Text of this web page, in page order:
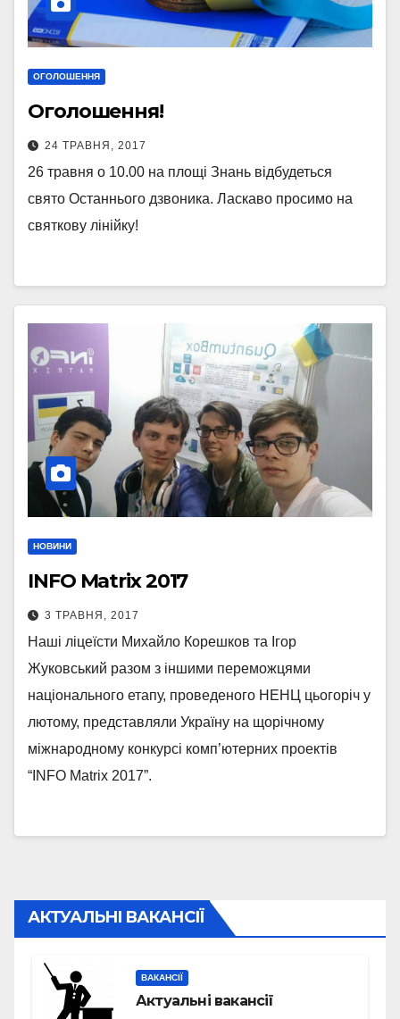
ОГОЛОШЕННЯ
Оголошення!
24 ТРАВНЯ, 2017
26 травня о 10.00 на площі Знань відбудеться
свято Останнього дзвоника. Ласкаво просимо на
святкову лінійку!
НОВИНИ
INFO Matrix 2017
3 ТРАВНЯ, 2017
Наші ліцеїсти Михайло Корешков та Ігор
Жуковський разом з іншими переможцями
національного етапу, проведеного НЕНЦ цьогоріч у
лютому, представляли Україну на щорічному
міжнародному конкурсі комп’ютерних проектів
“INFO Matrix 2017”.
АКТУАЛЬНІ ВАКАНСІЇ
ВАКАНСІЇ
Актуальні вакансії